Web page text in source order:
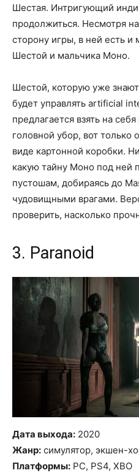
Шестая. Интригующий
продолжиться. Несмотря
сторону игры, в ней есть
Шестой и мальчика Моно.
Шестой, которую уже
будет управлять artificial
предлагается взять на
головной убор, вот
виде картонной коробки.
какую тайну Моно под ней
пустошам, добираясь до
чудовищными врагами.
проверить, насколько
3. Paranoid
Дата выхода: 2020
Жанр: симулятор, экшен-
Платформы: PC, PS4, XBO